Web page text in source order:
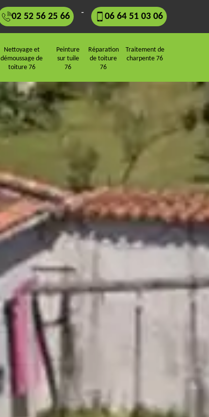
02 52 56 25 66 - 06 64 51 03 06
Nettoyage et
démoussage de
toiture 76
Peinture
sur tuile
76
Réparation
de toiture
76
Traitement de
charpente 76